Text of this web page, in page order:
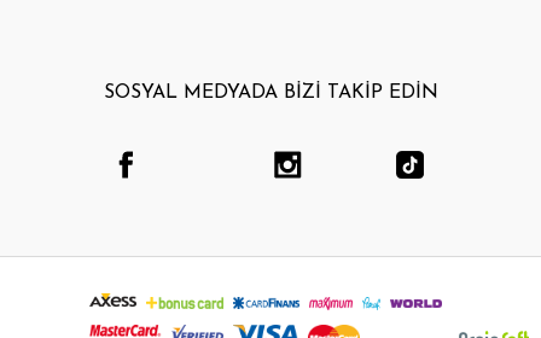
SOSYAL MEDYADA BİZİ TAKİP EDİN